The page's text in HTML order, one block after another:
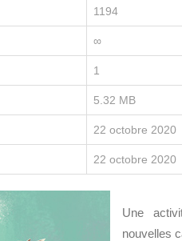
1194
∞
1
5.32 MB
22 octobre 2020
22 octobre 2020
Une
nouvelles